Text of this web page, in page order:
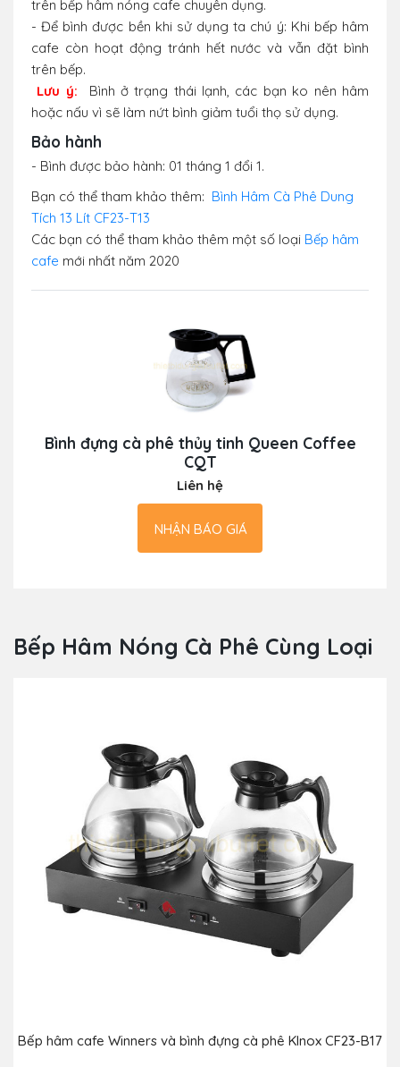
trên bếp hâm nóng cafe chuyên dụng.
- Để bình được bền khi sử dụng ta chú ý: Khi bếp hâm
cafe còn hoạt động tránh hết nước và vẫn đặt bình
trên bếp.
Lưu ý: Bình ở trạng thái lạnh, các bạn ko nên hâm
hoặc nấu vì sẽ làm nứt bình giảm tuổi thọ sử dụng.
Bảo hành
- Bình được bảo hành: 01 tháng 1 đổi 1.
Bạn có thể tham khảo thêm: Bình Hâm Cà Phê Dung
Tích 13 Lít CF23-T13
Các bạn có thể tham khảo thêm một số loại Bếp hâm
cafe mới nhất năm 2020
Bình đựng cà phê thủy tinh Queen Coffee
CQT
Liên hệ
NHẬN BÁO GIÁ
Bếp Hâm Nóng Cà Phê Cùng Loại
Bếp hâm cafe Winners và bình đựng cà phê Klnox CF23-B17